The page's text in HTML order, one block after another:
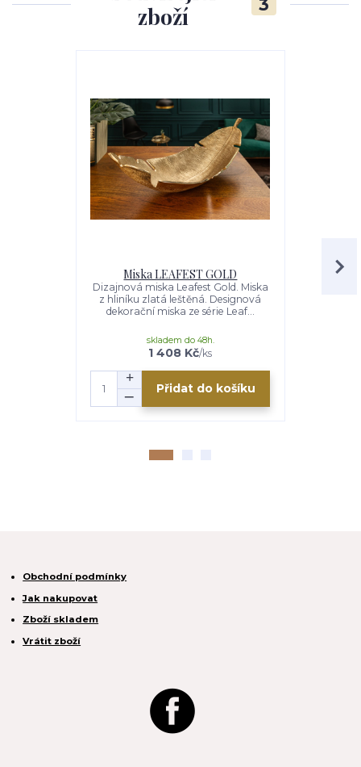
zboží
3
Miska LEAFEST GOLD
Dizajnová miska Leafest Gold. Miska
z hliníku zlatá leštěná. Designová
dekorační miska ze série Leaf...
1 408 Kč/ks
skladem do 48h.
Přidat do košíku
Váza
Obchodní podmínky
Jak nakupovat
Zboží skladem
Vrátit zboží